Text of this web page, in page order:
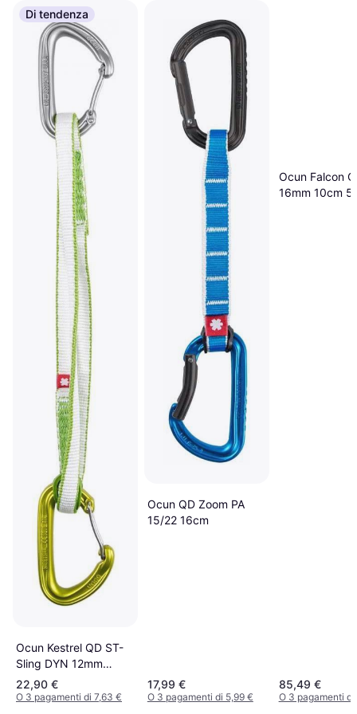
Di tendenza
Ocun Kestrel QD ST-
Sling DYN 12mm
80cm
22,90 €
O 3 pagamenti di 7,63 €
Ocun QD Zoom PA
15/22 16cm
17,99 €
O 3 pagamenti di 5,99 €
Ocun Falcon
16mm 10cm
85,49 €
O 3 pagamenti